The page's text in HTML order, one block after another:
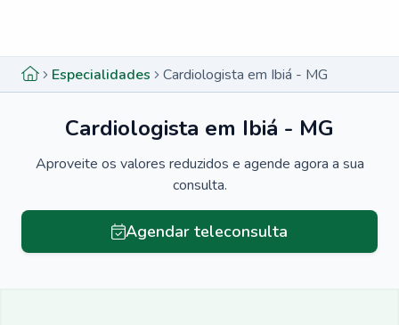
Especialidades Cardiologista em Ibiá - MG
Cardiologista em Ibiá - MG
Aproveite os valores reduzidos e agende agora a sua
consulta.
Agendar teleconsulta